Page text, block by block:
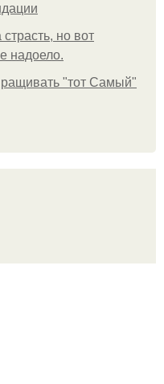
но вот
надоело.
"тот Самый"